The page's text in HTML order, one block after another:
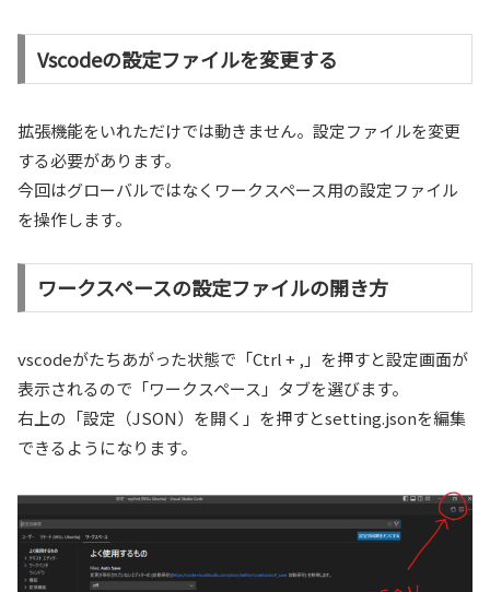
Vscodeの設定ファイルを変更する
拡張機能をいれただけでは動きません。設定ファイルを変更
する必要があります。
今回はグローバルではなくワークスペース用の設定ファイル
を操作します。
ワークスペースの設定ファイルの開き方
vscodeがたちあがった状態で「Ctrl + ,」を押すと設定画面が
表示されるので「ワークスペース」タブを選びます。
右上の「設定（JSON）を開く」を押すとsetting.jsonを編集
できるようになります。